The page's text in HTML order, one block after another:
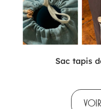
Sac tapis
VOIR